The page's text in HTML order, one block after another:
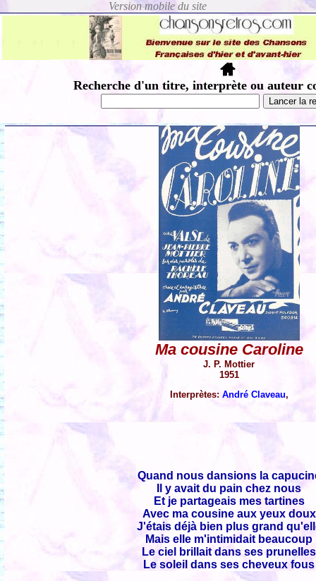
Recherche d'un titre, interprète ou auteur
Ma cousine Caroline
J. P. Mottier
1951
Interprètes: André Claveau,
Quand nous dansions la
Il y avait du pain chez nous
Et je partageais mes tartines
Avec ma cousine aux yeux doux
J'étais déjà bien plus grand
Mais elle m'intimidait beaucoup
Le ciel brillait dans ses prunelles
Le soleil dans ses cheveux fous